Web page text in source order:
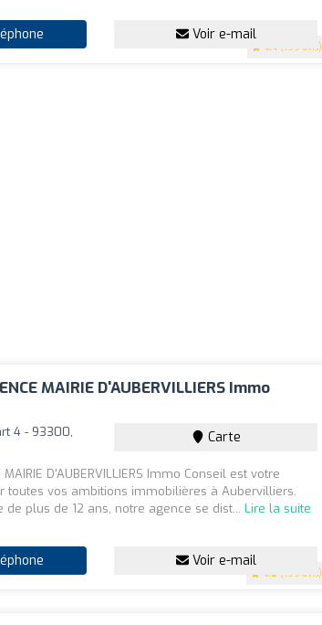
4.4 (199 avis)
Voir e-mail
MAIRIE D'AUBERVILLIERS Immo
4.2 (199 avis)
4 - 93300,
Carte
MAIRIE D'AUBERVILLIERS Immo Conseil est votre
toutes vos ambitions immobilières à Aubervilliers.
de plus de 12 ans, notre agence se dist...Lire la suite
Voir e-mail